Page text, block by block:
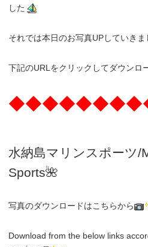
した
それでは本日のお写真UPしていきま
下記のURLをクリックしてダウンロ
水納島マリンスポーツ/
Sports🌺
写真のダウンロードはこちらから
Download from the below links